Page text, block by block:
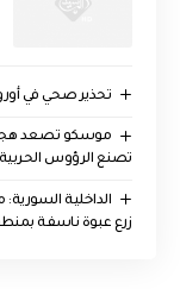
تحذير صحي في أوروبا.. 240 مصابا بفيروس حمى
موسكو تصعد
تصنع الرؤوس الحربية
الداخلية
زرع عبوة ناسفة